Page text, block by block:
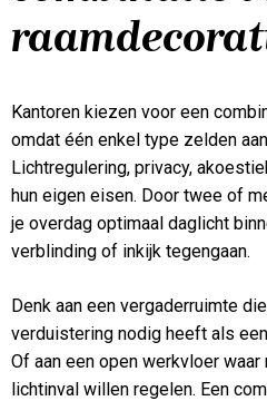
Kantoren kiezen voor een
omdat één enkel type zelden
Lichtregulering, privacy,
hun eigen eisen. Door twee of
je overdag optimaal daglicht
verblinding of inkijk tegengaan.
Denk aan een vergaderruimte
verduistering nodig heeft als
Of aan een open werkvloer
lichtinval willen regelen. Een